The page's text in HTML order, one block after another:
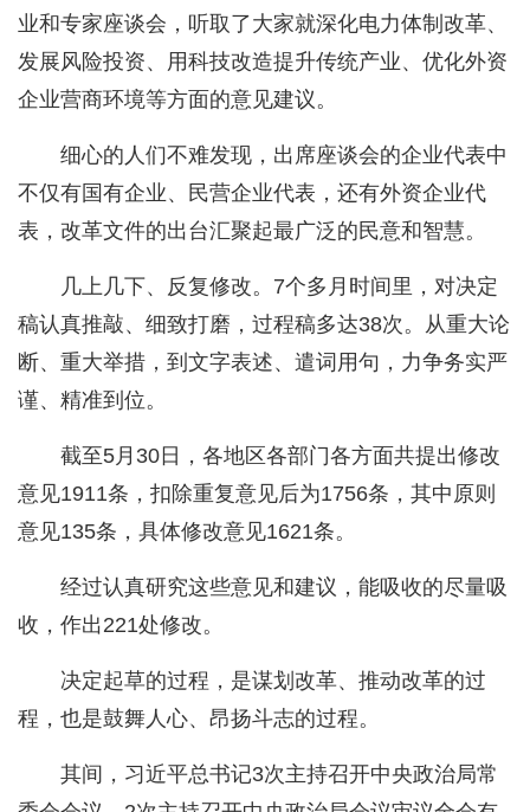
业和专家座谈会，听取了大家就深化电力体制改革、
发展风险投资、用科技改造提升传统产业、优化外资
企业营商环境等方面的意见建议。
细心的人们不难发现，出席座谈会的企业代表中
不仅有国有企业、民营企业代表，还有外资企业代
表，改革文件的出台汇聚起最广泛的民意和智慧。
几上几下、反复修改。7个多月时间里，对决定
稿认真推敲、细致打磨，过程稿多达38次。从重大论
断、重大举措，到文字表述、遣词用句，力争务实严
谨、精准到位。
截至5月30日，各地区各部门各方面共提出修改
意见1911条，扣除重复意见后为1756条，其中原则
意见135条，具体修改意见1621条。
经过认真研究这些意见和建议，能吸收的尽量吸
收，作出221处修改。
决定起草的过程，是谋划改革、推动改革的过
程，也是鼓舞人心、昂扬斗志的过程。
其间，习近平总书记3次主持召开中央政治局常